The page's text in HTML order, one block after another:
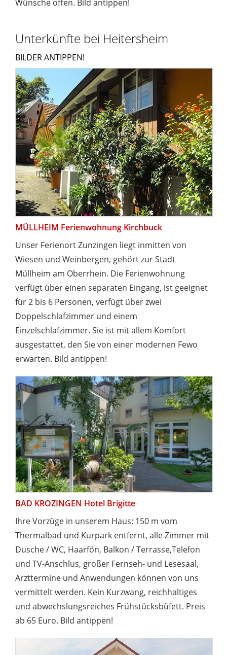
Wünsche offen. Bild antippen!
Unterkünfte bei Heitersheim
BILDER ANTIPPEN!
MÜLLHEIM Ferienwohnung Kirchbuck
Unser Ferienort Zunzingen liegt inmitten von
Wiesen und Weinbergen, gehört zur Stadt
Müllheim am Oberrhein. Die Ferienwohnung
verfügt über einen separaten Eingang, ist geeignet
für 2 bis 6 Personen, verfügt über zwei
Doppelschlafzimmer und einem
Einzelschlafzimmer. Sie ist mit allem Komfort
ausgestattet, den Sie von einer modernen Fewo
erwarten. Bild antippen!
BAD KROZINGEN Hotel Brigitte
Ihre Vorzüge in unserem Haus: 150 m vom
Thermalbad und Kurpark entfernt, alle Zimmer mit
Dusche / WC, Haarfön, Balkon / Terrasse,Telefon
und TV-Anschlus, großer Fernseh- und Lesesaal,
Arzttermine und Anwendungen können von uns
vermittelt werden. Kein Kurzwang, reichhaltiges
und abwechslungsreiches Frühstücksbüfett. Preis
ab 65 Euro. Bild antippen!